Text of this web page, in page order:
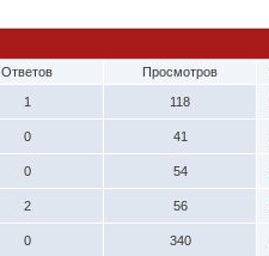
Ответов Просмотров
1 118
0 41
0 54
2 56
0 340